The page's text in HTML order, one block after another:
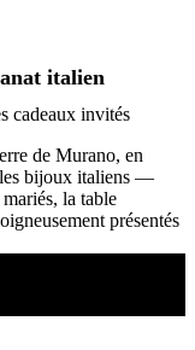
italien
de Murano, en
les bijoux italiens —
la table
présentés